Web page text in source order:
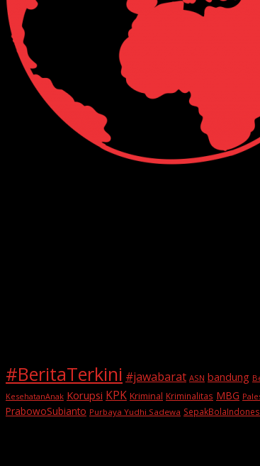
#BeritaTerkini #jawabarat ASN bandung
KesehatanAnak Korupsi KPK Kriminal Kriminalitas MBG
PrabowoSubianto Purbaya Yudhi Sadewa